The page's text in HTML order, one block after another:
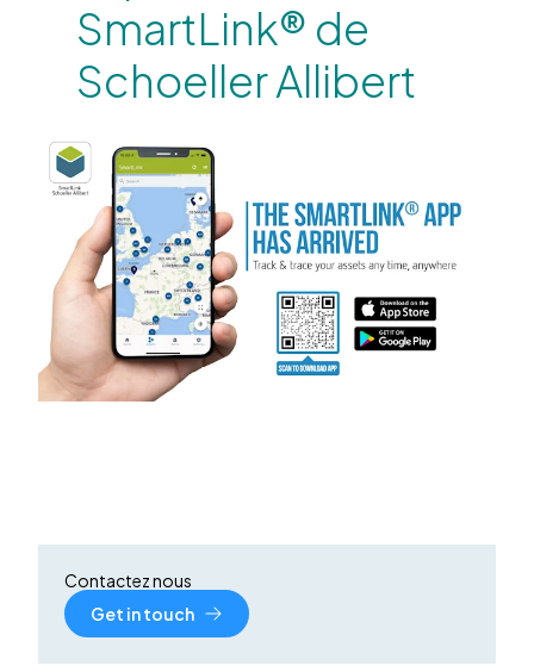
SmartLink® de
Schoeller Allibert
Contactez nous
Get in touch